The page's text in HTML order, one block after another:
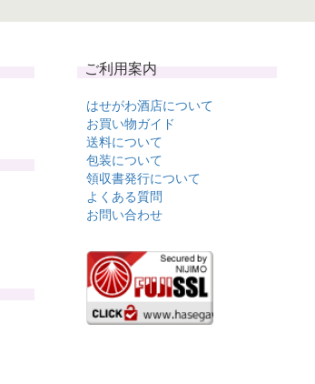
ご利用案内
はせがわ酒店について
お買い物ガイド
送料について
包装について
領収書発行について
よくある質問
お問い合わせ